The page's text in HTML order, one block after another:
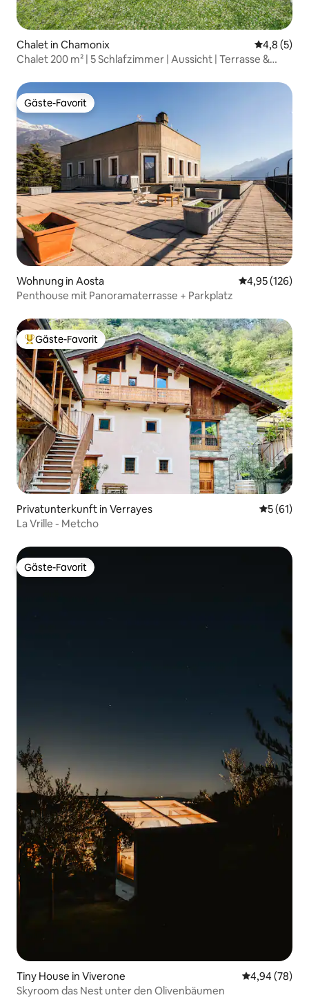
Chalet in Chamonix
4,8 (5)
Chalet 200 m² | 5 Schlafzimmer | Aussicht | Terrasse &
Gäste-Favorit
Gäste-Favorit
Wohnung in Aosta
4,95 (126)
Penthouse mit Panoramaterrasse + Parkplatz
Beliebter Gäste-Favorit.
Gäste-Favorit
Privatunterkunft in Verrayes
5 (61)
La Vrille - Metcho
Gäste-Favorit
Gäste-Favorit
Tiny House in Viverone
4,94 (78)
Skyroom das Nest unter den Olivenbäumen